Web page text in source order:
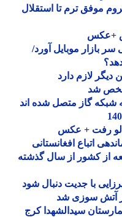
ترم تا استقلال
بازار موبایل آورد/
لازم دارد
شد
افغانستانی
میلیون تبعه از کشور از سال گذشته
با جدیت دنبال شود
سوزی شد
سیدالشهدا کرج